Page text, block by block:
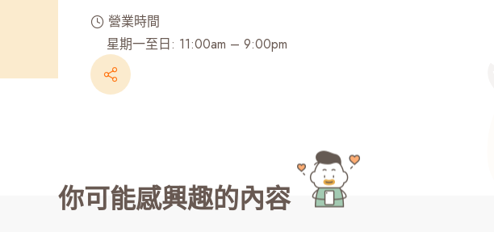
營業時間
星期一至日: 11:00am – 9:00pm
你可能感興趣的內容